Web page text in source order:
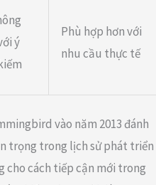
ý
Phù hợp hơn với
nhu cầu thực tế
vào năm 2013 đánh
trọng trong lịch sử phát triển
cho cách tiếp cận mới trong